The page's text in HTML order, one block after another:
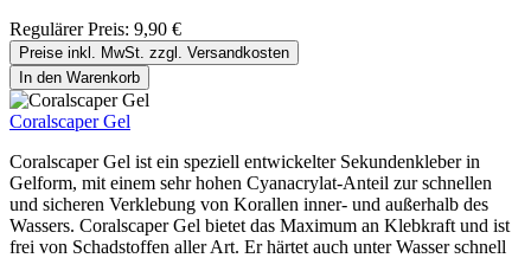
Regulärer Preis: 9,90 €
Preise inkl. MwSt. zzgl. Versandkosten
In den Warenkorb
Coralscaper Gel
Coralscaper Gel ist ein speziell entwickelter Sekundenkleber in
Gelform, mit einem sehr hohen Cyanacrylat-Anteil zur schnellen
und sicheren Verklebung von Korallen inner- und außerhalb des
Wassers. Coralscaper Gel bietet das Maximum an Klebkraft und ist
frei von Schadstoffen aller Art. Er härtet auch unter Wasser schnell